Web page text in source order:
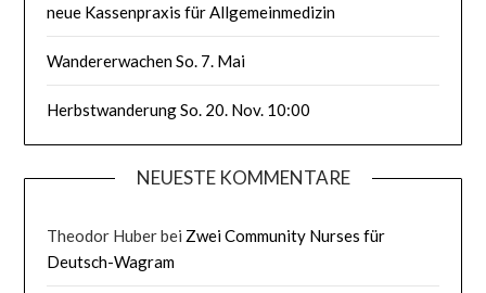
neue Kassenpraxis für Allgemeinmedizin
Wandererwachen So. 7. Mai
Herbstwanderung So. 20. Nov. 10:00
NEUESTE KOMMENTARE
Theodor Huberbei Zwei Community Nurses für
Deutsch-Wagram